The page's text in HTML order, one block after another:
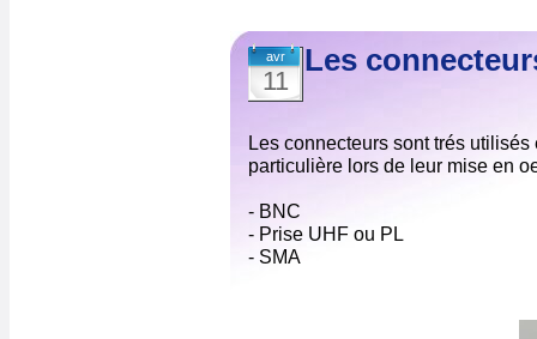
avr
11
Les
Les connecteurs sont trés
particulière lors de leur mise en
- BNC
- Prise UHF ou PL
- SMA